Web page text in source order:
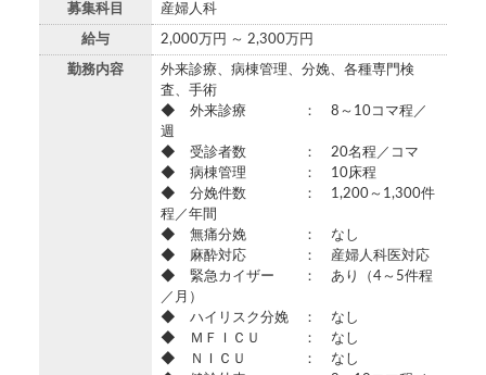
募集科目 産婦人科
給与 2,000万円 ～ 2,300万円
勤務内容
外来診療、病棟管理、分娩、各種専門検
査、手術
◆ 外来診療 ： 8～10コマ程／
週
◆ 受診者数 ： 20名程／コマ
◆ 病棟管理 ： 10床程
◆ 分娩件数 ： 1,200～1,300件
程／年間
◆ 無痛分娩 ： なし
◆ 麻酔対応 ： 産婦人科医対応
◆ 緊急カイザー ： あり（4～5件程
／月）
◆ ハイリスク分娩 ： なし
◆ ＭＦＩＣＵ ： なし
◆ ＮＩＣＵ ： なし